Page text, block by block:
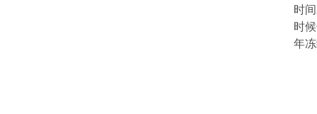
时
时
年